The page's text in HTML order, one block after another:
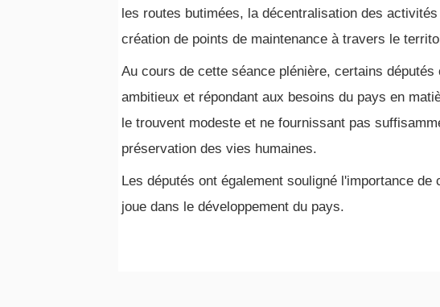
les routes butimées, la décentralisation des
création de points de maintenance à travers le
Au cours de cette séance plénière, certains
ambitieux et répondant aux besoins du pays en
le trouvent modeste et ne fournissant pas
préservation des vies humaines.
Les députés ont également souligné l'importance
joue dans le développement du pays.